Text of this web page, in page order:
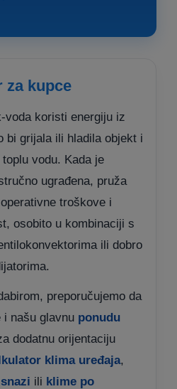
za kupce
voda koristi energiju iz
bi grijala ili hladila objekt i
vodu. Kada je
ugrađena, pruža
troškove i
osobito u kombinaciji s
ili dobro
preporučujemo da
i našu glavnu ponudu
dodatnu orijentaciju
klima uređaja,
ili klime po